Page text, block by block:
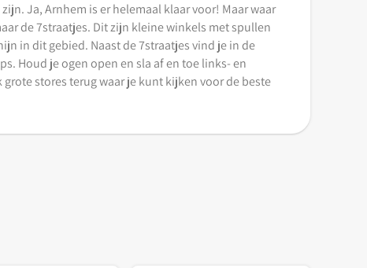
Ja, Arnhem is er helemaal klaar voor! Maar waar
de 7straatjes. Dit zijn kleine winkels met spullen
in dit gebied. Naast de 7straatjes vind je in de
Houd je ogen open en sla af en toe links- en
stores terug waar je kunt kijken voor de beste